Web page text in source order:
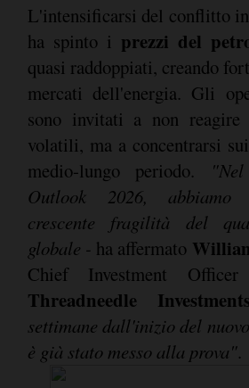
L'intensificarsi del conflitto in
ha spinto i prezzi del
quasi raddoppiati, creando
mercati dell'energia. Gli
sono invitati a non
volatili, ma a concentrarsi
medio-lungo periodo.
Outlook 2026, abbiamo
crescente fragilità del
globale - ha affermato
Chief Investment
Threadneedle Investments
settimane dall'inizio del
è già stato messo alla prova".